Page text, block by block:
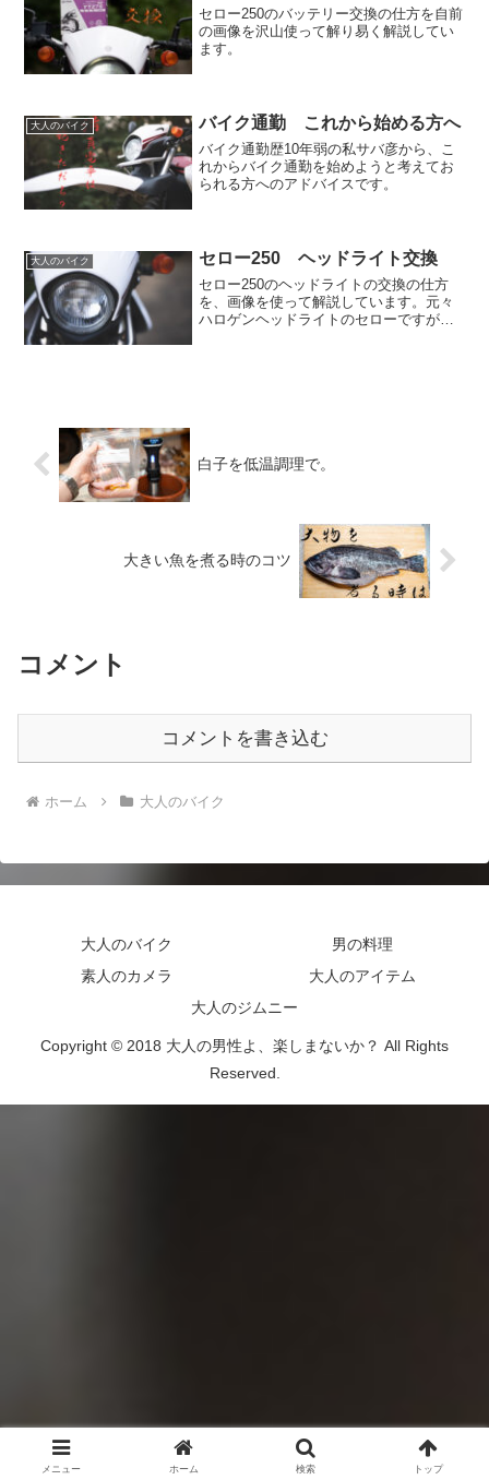
セロー250のバッテリー交換の仕方を自前
の画像を沢山使って解り易く解説してい
ます。
大人のバイク バイク通勤 これから始める方へ
バイク通勤歴10年弱の私サバ彦から、こ
れからバイク通勤を始めようと考えてお
られる方へのアドバイスです。
大人のバイク セロー250 ヘッドライト交換
セロー250のヘッドライトの交換の仕方
を、画像を使って解説しています。元々
ハロゲンヘッドライトのセローですが、
白子を低温調理で。
大きい魚を煮る時のコツ
コメント
コメントを書き込む
ホーム 大人のバイク
大人のバイク
男の料理
素人のカメラ
大人のアイテム
大人のジムニー
Copyright © 2018 大人の男性よ、楽しまないか？ All Rights
Reserved.
メニュー ホーム 検索 トップ